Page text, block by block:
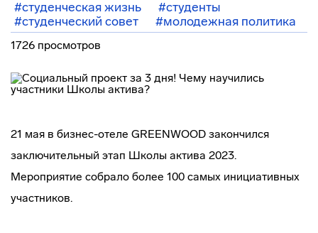
#студенческая жизнь
#студенты
#студенческий совет
#молодежная политика
1726 просмотров
21 мая в бизнес-отеле GREENWOOD закончился
заключительный этап Школы актива 2023.
Мероприятие собрало более 100 самых инициативных
участников.